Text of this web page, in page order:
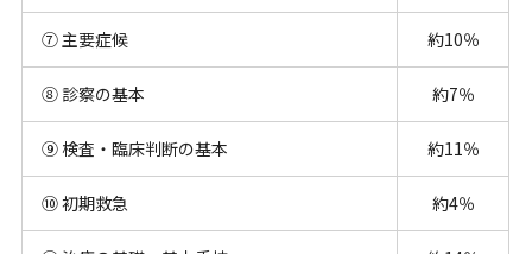
⑦ 主要症候 約10％
⑧ 診察の基本 約7％
⑨ 検査・臨床判断の基本 約11％
⑩ 初期救急 約4％